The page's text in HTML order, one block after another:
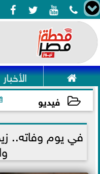
   
 الأخبار
فيديو
2021-11-09 17:07:05
في يوم وفاته..